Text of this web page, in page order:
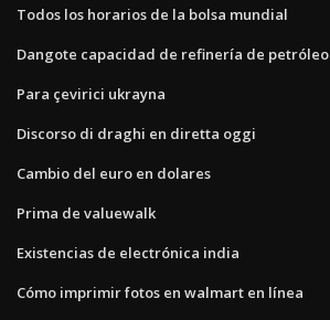
Todos los horarios de la bolsa mundial
Dangote capacidad de refinería de petróleo
Para çevirici ukrayna
Discorso di draghi en diretta oggi
Cambio del euro en dolares
Prima de valuewalk
Existencias de electrónica india
Cómo imprimir fotos en walmart en línea